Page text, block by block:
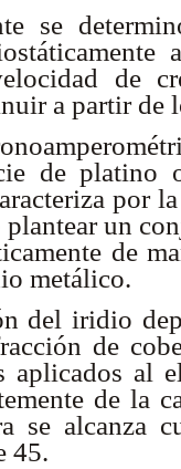
se
de
a partir de
de platino
por
un
de
metálico.
del iridio
de
aplicados al
de la
se alcanza
45.